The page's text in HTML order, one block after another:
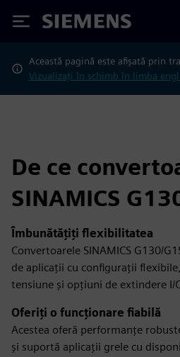
Siemens
Această pagină este afișată prin
Vizualizați în schimb în limba
De ce
SINAMICS
Îmbunătățiți flexibilitatea
Convertoarele SINAMICS G130/
de aplicații cu configurații
tensiune și opțiuni de extindere I/
Oferiți o funcționare fiabilă
Acestea oferă performanțe
și suportă aplicații grele cu